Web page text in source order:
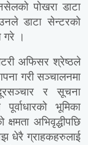
पोखरा डाटा
डाटा सेन्टरको
गरे ।
अफिसर श्रेष्ठले
गरी सञ्चालनमा
र सूचना
भूमिका
अभिवृद्धीपछि
धेरै ग्राहकहरुलाई